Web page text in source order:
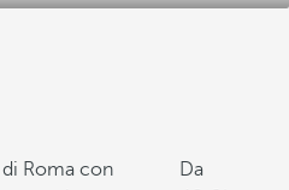
Roma con
Da